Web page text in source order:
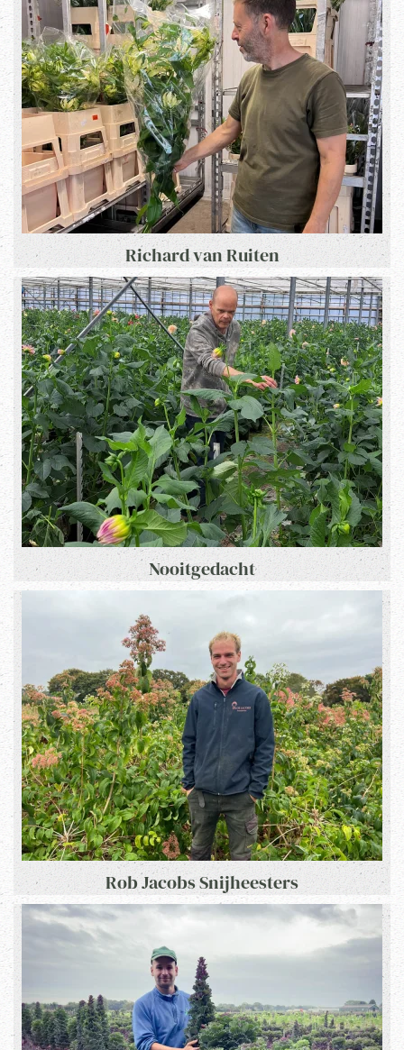
Richard van Ruiten
Nooitgedacht
Rob Jacobs Snijheesters